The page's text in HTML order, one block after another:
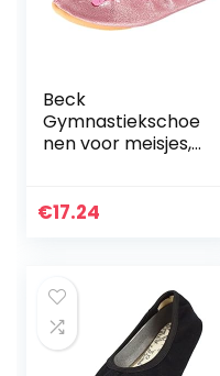
Beck
Gymnastiekschoe
nen voor meisjes,
€17.24